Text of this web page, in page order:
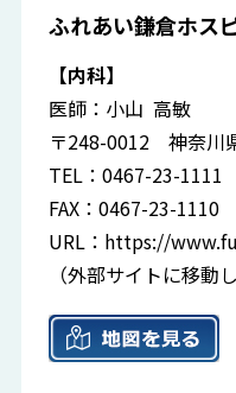
ふれあい鎌倉ホス
【内科】
医師：小山 高敏
〒248-0012 神奈川
TEL：0467-23-1111
FAX：0467-23-1110
URL： https://
（外部サイトに移動